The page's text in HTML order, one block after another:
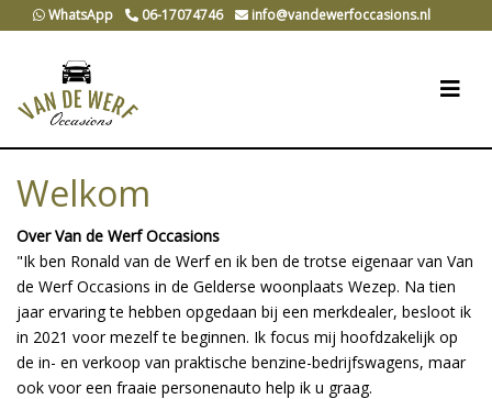
WhatsApp 06-17074746 info@vandewerfoccasions.nl
Welkom
Over Van de Werf Occasions
"Ik ben Ronald van de Werf en ik ben de trotse eigenaar van Van
de Werf Occasions in de Gelderse woonplaats Wezep. Na tien
jaar ervaring te hebben opgedaan bij een merkdealer, besloot ik
in 2021 voor mezelf te beginnen. Ik focus mij hoofdzakelijk op
de in- en verkoop van praktische benzine-bedrijfswagens, maar
ook voor een fraaie personenauto help ik u graag.